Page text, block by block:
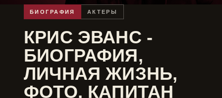
БИОГРАФИЯ АКТЕРЫ
КРИС ЭВАНС -
БИОГРАФИЯ,
ЛИЧНАЯ ЖИЗНЬ,
ФОТО, КАПИТАН